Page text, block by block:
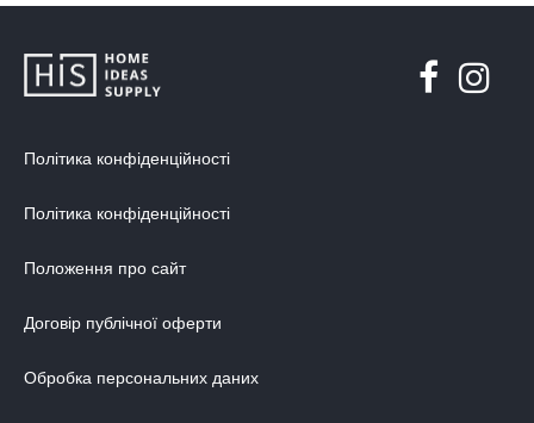
Політика конфіденційності
Політика конфіденційності
Положення про сайт
Договір публічної оферти
Обробка персональних даних